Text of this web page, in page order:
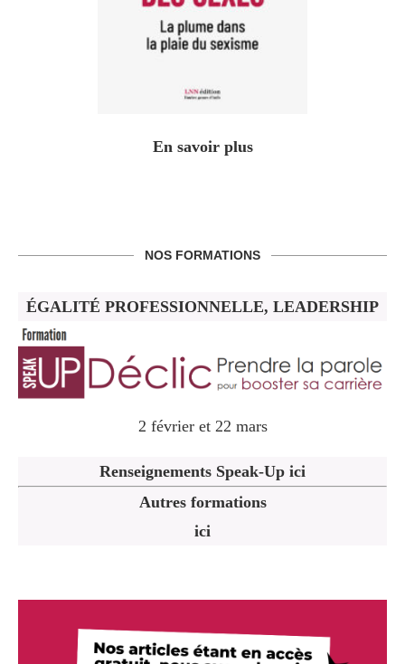
En savoir plus
NOS FORMATIONS
ÉGALITÉ PROFESSIONNELLE, LEADERSHIP
2 février et 22 mars
Renseignements Speak-Up ici
Autres formations
ici